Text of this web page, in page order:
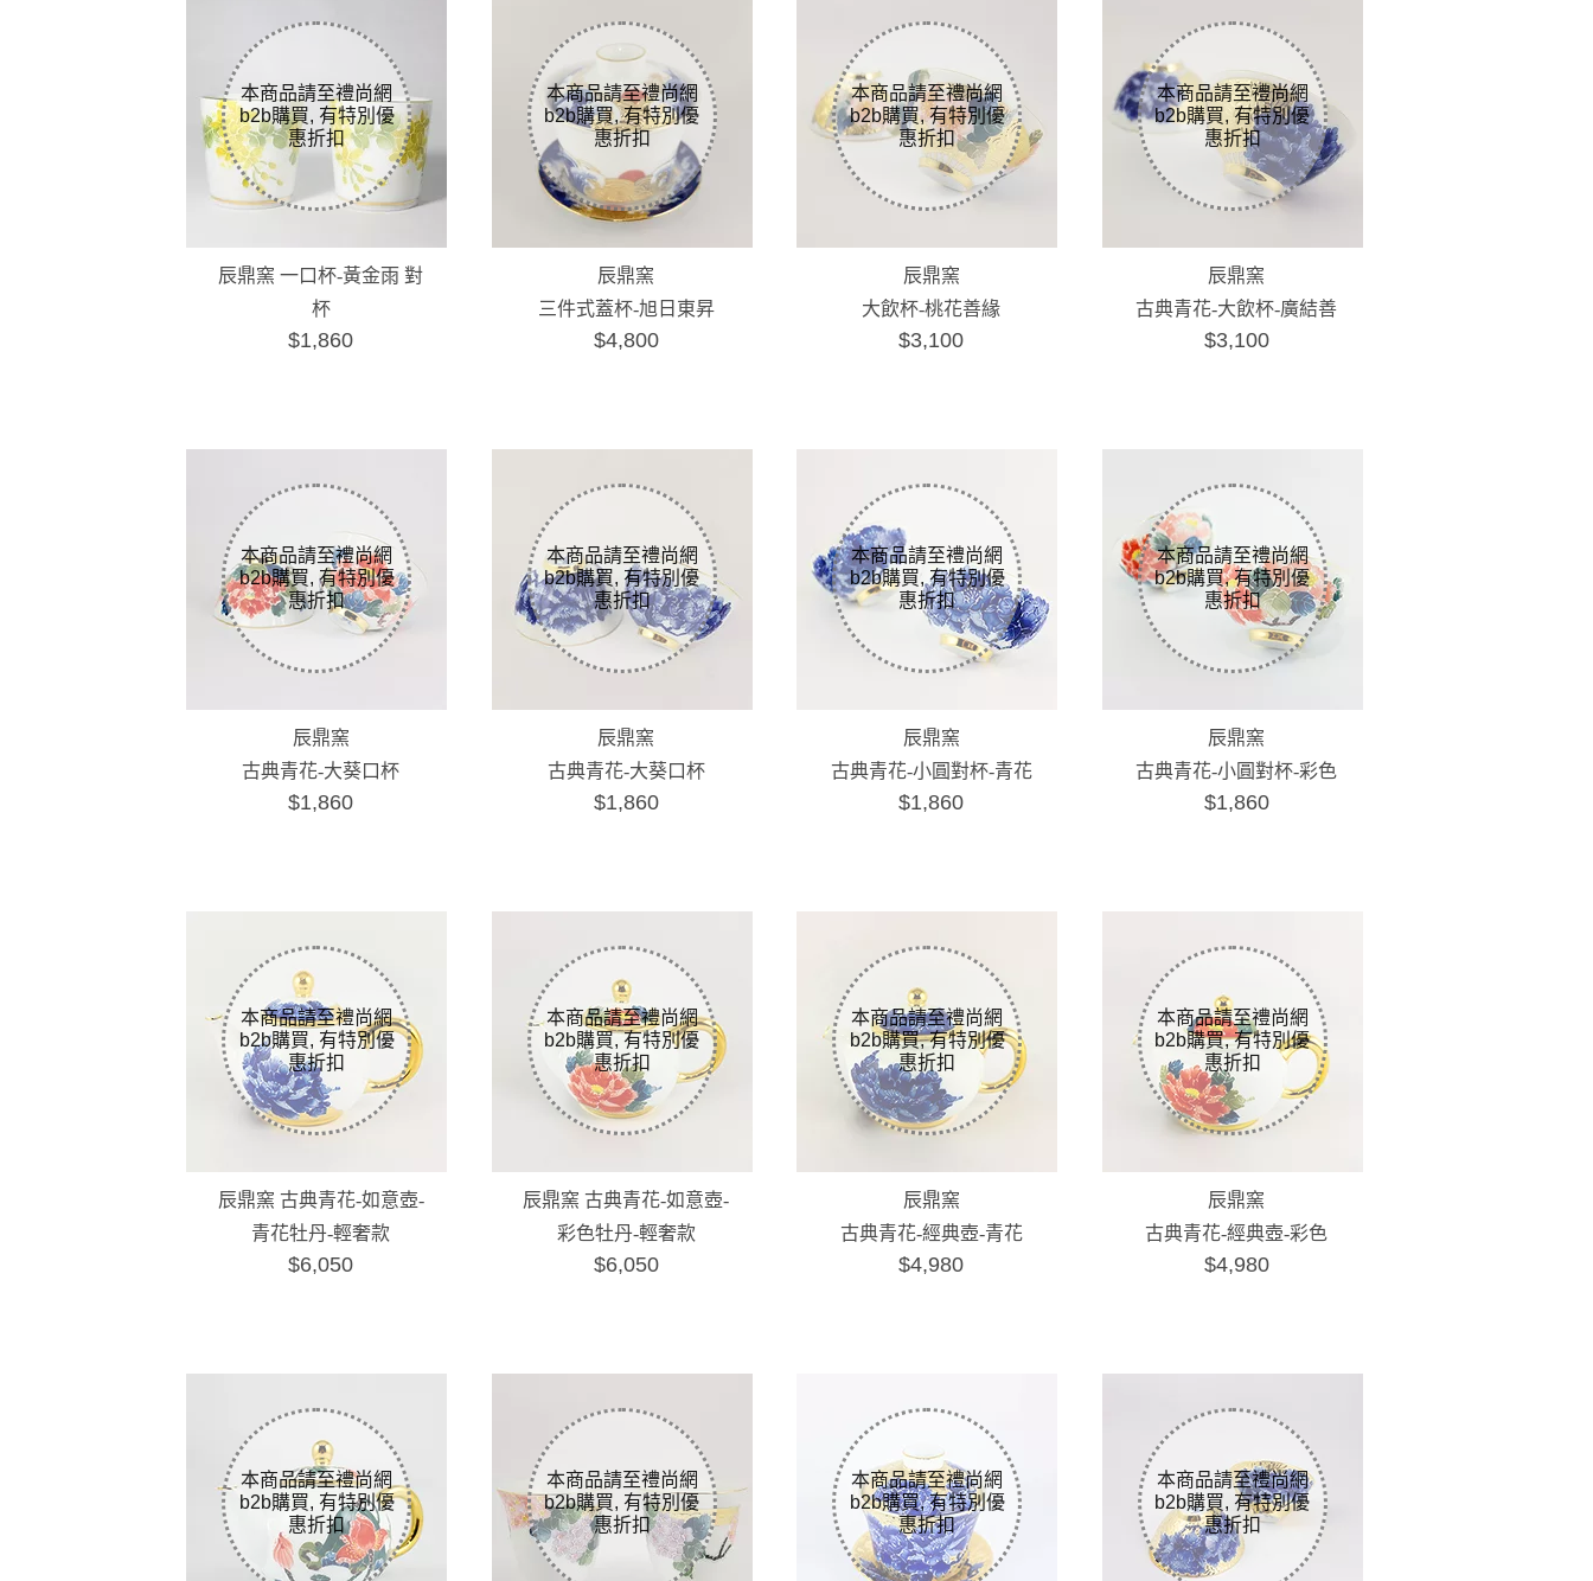
辰鼎窯 一口杯-黃金雨 對
杯
$1,860
辰鼎窯
三件式蓋杯-旭日東昇
$4,800
辰鼎窯
大飲杯-桃花善緣
$3,100
辰鼎窯
古典青花-大飲杯-廣結善
緣
$3,100
辰鼎窯
古典青花-大葵口杯
$1,860
辰鼎窯
古典青花-大葵口杯
$1,860
辰鼎窯
古典青花-小圓對杯-青花
牡丹
$1,860
辰鼎窯
古典青花-小圓對杯-彩色
牡丹
$1,860
辰鼎窯 古典青花-如意壺-
青花牡丹-輕奢款
$6,050
辰鼎窯 古典青花-如意壺-
彩色牡丹-輕奢款
$6,050
辰鼎窯
古典青花-經典壺-青花
$4,980
辰鼎窯
古典青花-經典壺-彩色
$4,980